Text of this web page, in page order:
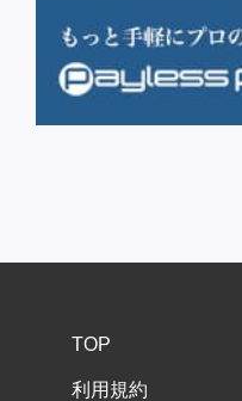
TOP
利用規約